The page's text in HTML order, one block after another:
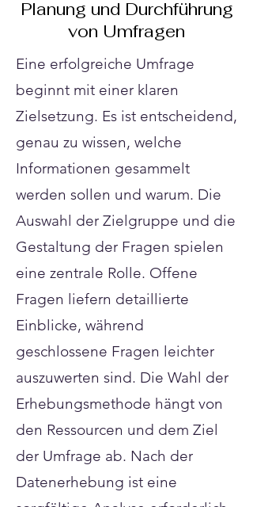
Planung und Durchführung
von Umfragen
Eine erfolgreiche Umfrage
beginnt mit einer klaren
Zielsetzung. Es ist entscheidend,
genau zu wissen, welche
Informationen gesammelt
werden sollen und warum. Die
Auswahl der Zielgruppe und die
Gestaltung der Fragen spielen
eine zentrale Rolle. Offene
Fragen liefern detaillierte
Einblicke, während
geschlossene Fragen leichter
auszuwerten sind. Die Wahl der
Erhebungsmethode hängt von
den Ressourcen und dem Ziel
der Umfrage ab. Nach der
Datenerhebung ist eine